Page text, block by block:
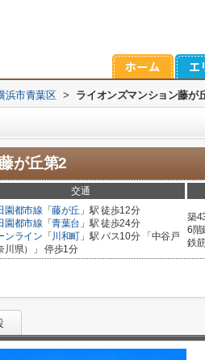
浜市青葉区 > ライオンズマンション藤が
が丘第2
交通
園都市線 「藤が丘 」駅 徒歩12分
園都市線 「青葉台 」駅 徒歩24分
ンライン 「 川和町 」駅 バス10分 「中谷戸
川県）」 停歩1分
築
6階
鉄